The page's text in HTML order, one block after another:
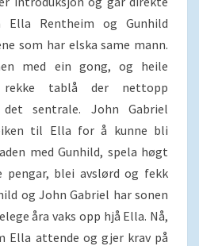
Rentheim og Gunhild
som har elska same mann.
med ein gong, og heile
tablå der nettopp
sentrale. John Gabriel
til Ella for å kunne bli
med Gunhild, spela høgt
pengar, blei avslørd og fekk
og John Gabriel har sonen
åra vaks opp hjå Ella. Nå,
Ella attende og gjer krav på